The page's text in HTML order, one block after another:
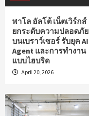
พาโล อัลโต้ เน็ตเวิร์กส์
ยกระดับความปลอดภัย
บนเบราว์เซอร์ รับยุค AI
Agent และการทำงาน
แบบไฮบริด
April 20, 2026